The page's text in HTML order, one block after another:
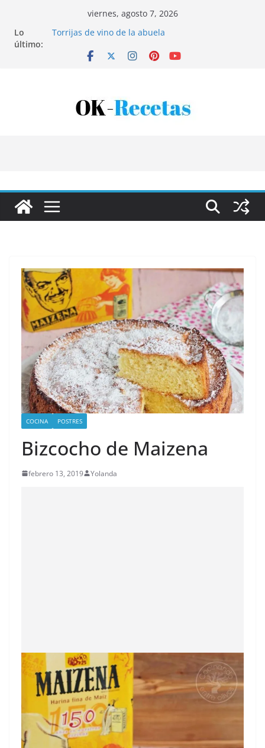
contenido
viernes, agosto 7, 2026
Lo
último:
Torrijas de vino de la abuela
Bandeja de pescaíto frito
COCINA POSTRES
Bizcocho de Maizena
febrero 13, 2019 Yolanda